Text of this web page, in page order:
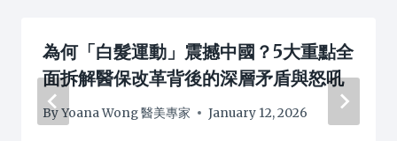
為何「白髮運動」震撼中國？5大重點全
面拆解醫保改革背後的深層矛盾與怒吼
ByYoana Wong 醫美專家 January 12, 2026